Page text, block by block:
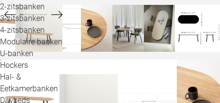
2-zitsbanken
3-zitsbanken
4-zitsbanken
Modulaire banken
U-banken
Hockers
Hal- &
Eetkamerbanken
Daybeds